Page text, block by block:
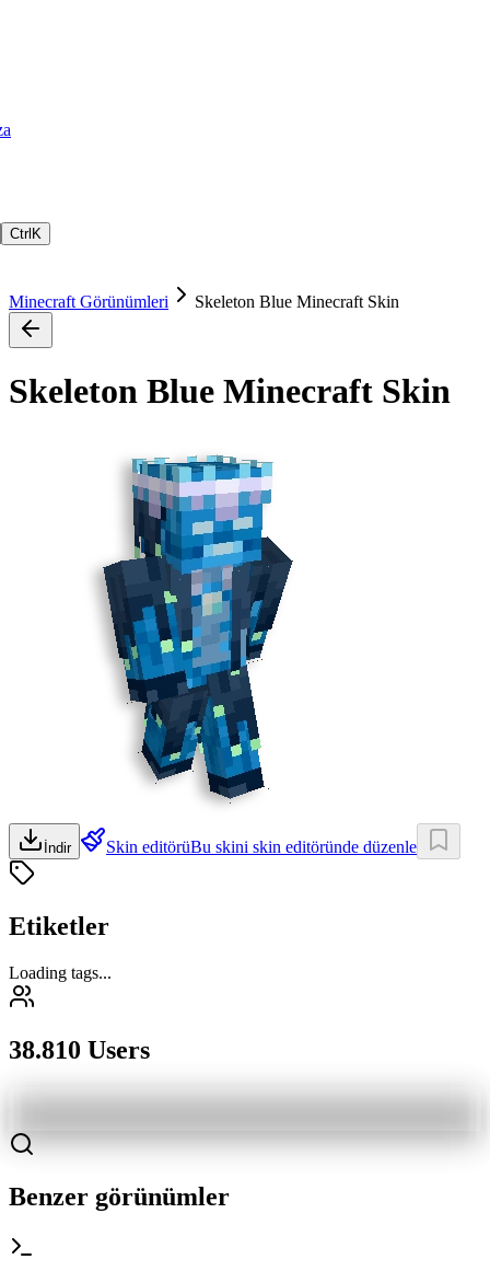
Ctrl K
Minecraft Görünümleri Skeleton Blue Minecraft Skin
Skeleton Blue Minecraft Skin
İndir Skin editörüBu skini skin editöründe düzenle
Etiketler
Loading tags...
38.810 Users
Benzer görünümler